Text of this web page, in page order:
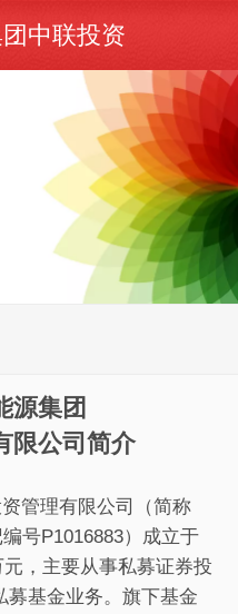
中联投资
源集团
限公司简介
管理有限公司（简称
号P1016883）成立于
，主要从事私募证券投
募基金业务。旗下基金